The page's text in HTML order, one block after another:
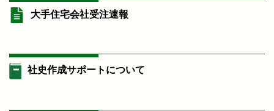
大手住宅会社受注速報
社史作成サポートについて